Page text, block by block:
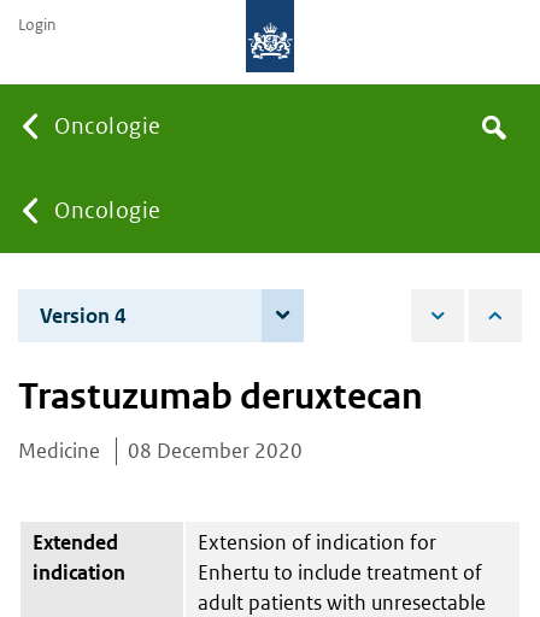
Oncologie
You
are
here:
Oncologie
the
Search
Login
Version 4
Trastuzumab deruxtecan
Medicine 08 December 2020
Extended
indication
Extension of indication for
Enhertu to include treatment of
adult patients with unresectable